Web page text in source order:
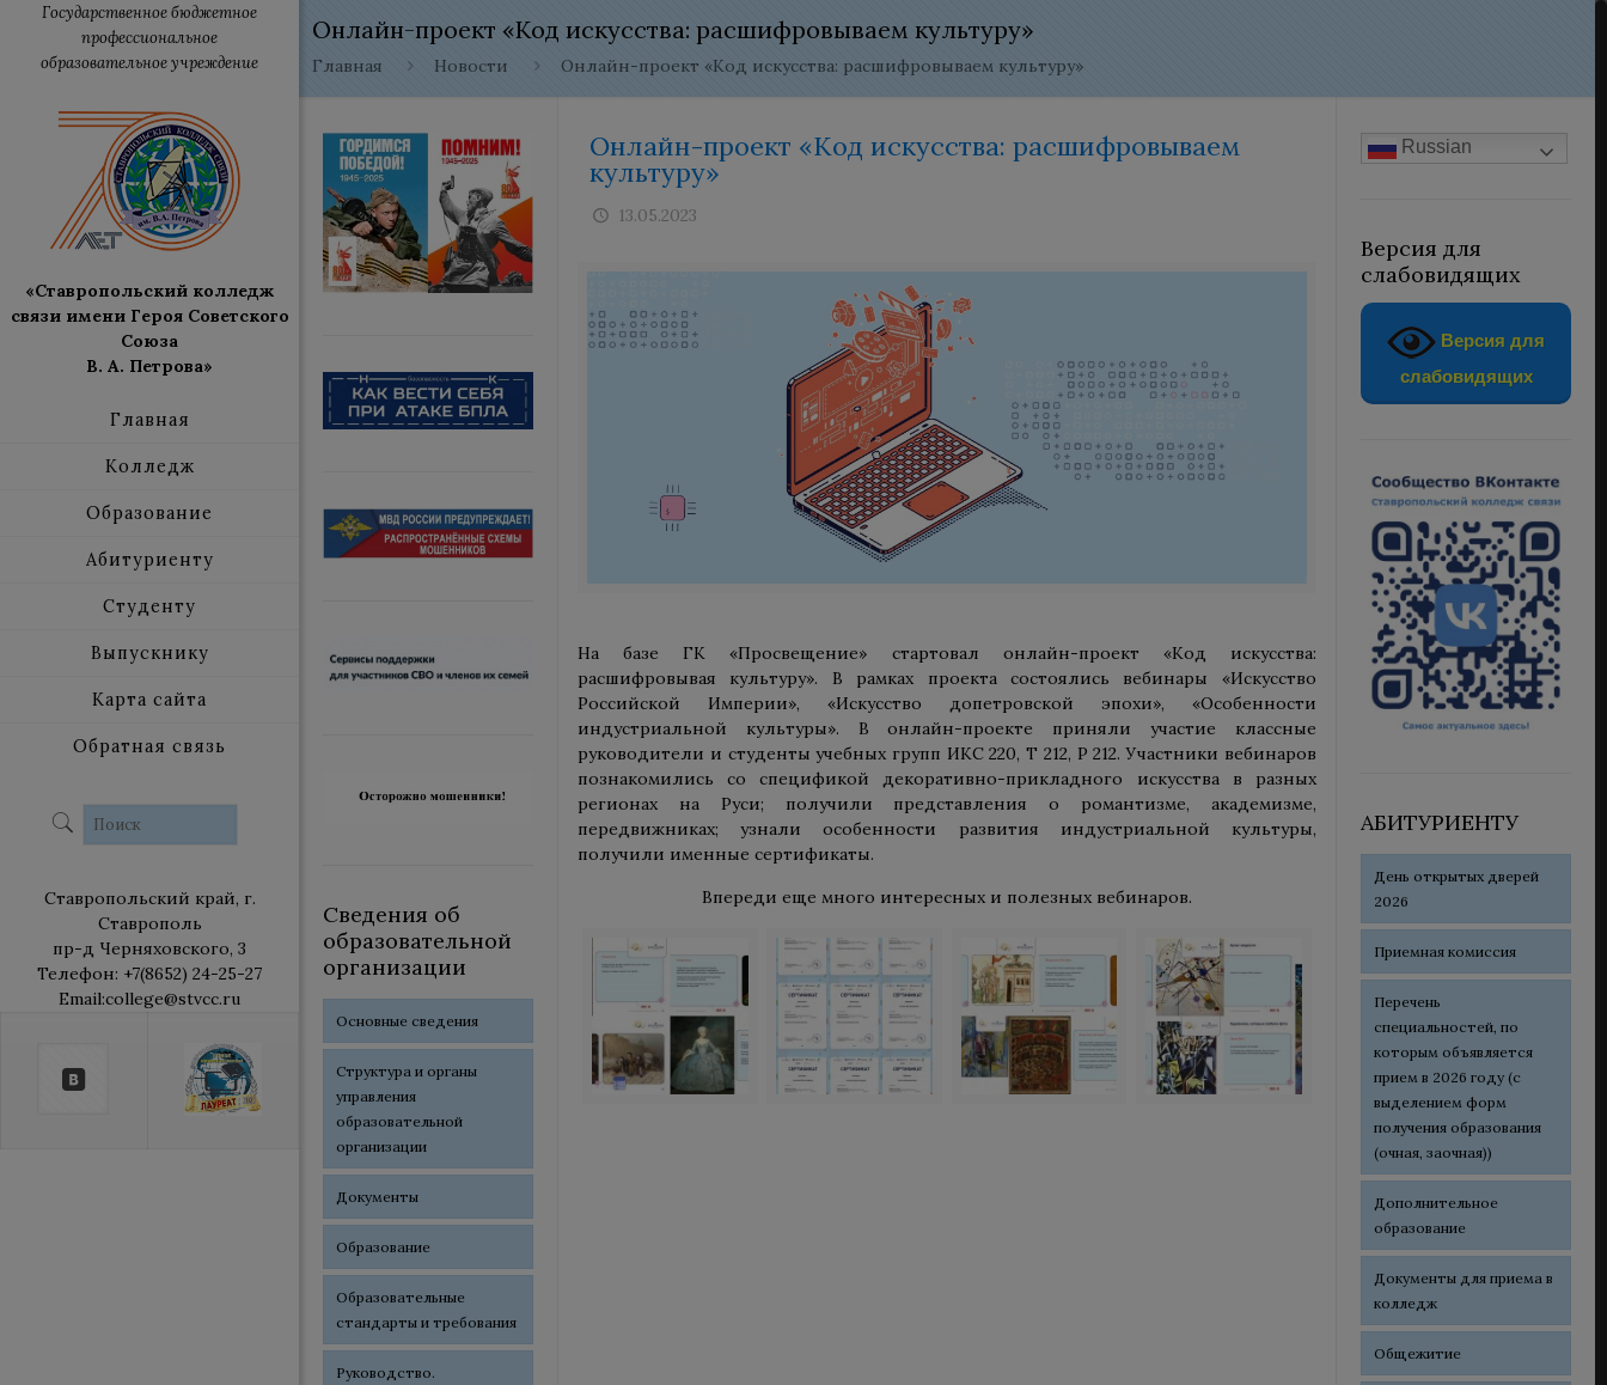
Государственное бюджетное
профессиональное
образовательное учреждение
«Ставропольский колледж
связи имени Героя Советского
Союза
В. А. Петрова»
Главная
Колледж
Образование
Абитуриенту
Студенту
Выпускнику
Карта сайта
Обратная связь
Ставропольский край, г.
Ставрополь
пр-д Черняховского, 3
Телефон: +7(8652) 24-25-27
Email:college@stvcc.ru
Онлайн-проект «Код искусства: расшифровываем культуру»
Главная Новости Онлайн-проект «Код искусства: расшифровываем культуру»
Онлайн-проект «Код искусства: расшифровываем
культуру»
13.05.2023
На базе ГК «Просвещение» стартовал онлайн-проект «Код искусства:
расшифровывая культуру». В рамках проекта состоялись вебинары «Искусство
Российской Империи», «Искусство допетровской эпохи», «Особенности
индустриальной культуры». В онлайн-проекте приняли участие классные
руководители и студенты учебных групп ИКС 220, Т 212, Р 212. Участники вебинаров
познакомились со спецификой декоративно-прикладного искусства в разных
регионах на Руси; получили представления о романтизме, академизме,
передвижниках; узнали особенности развития индустриальной культуры,
получили именные сертификаты.
Впереди еще много интересных и полезных вебинаров.
Сведения об
образовательной
организации
Основные сведения
Структура и органы
управления
образовательной
организации
Документы
Образование
Образовательные
стандарты и требования
Руководство.
Russian
Версия для
слабовидящих
Версия для
слабовидящих
АБИТУРИЕНТУ
День открытых дверей
2026
Приемная комиссия
Перечень
специальностей, по
которым объявляется
прием в 2026 году (с
выделением форм
получения образования
(очная, заочная))
Дополнительное
образование
Документы для приема в
колледж
Общежитие